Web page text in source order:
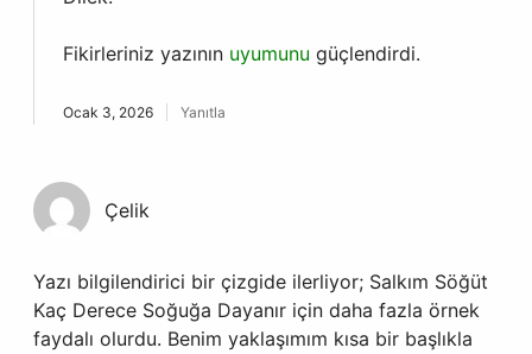
Fikirleriniz yazının uyumunu güçlendirdi.
Ocak 3, 2026 Yanıtla
Çelik
Yazı bilgilendirici bir çizgide ilerliyor; Salkım Söğüt
Kaç Derece Soğuğa Dayanır için daha fazla örnek
faydalı olurdu. Benim yaklaşımım kısa bir başlıkla